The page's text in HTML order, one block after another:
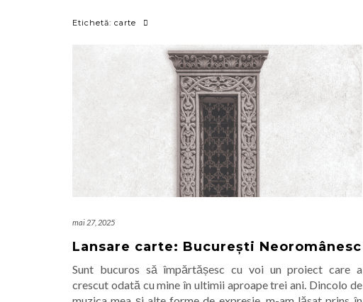
Etichetă: carte
mai 27, 2025
Lansare carte: București Neoromânesc
Sunt bucuros să împărtășesc cu voi un proiect care a
crescut odată cu mine în ultimii aproape trei ani. Dincolo de